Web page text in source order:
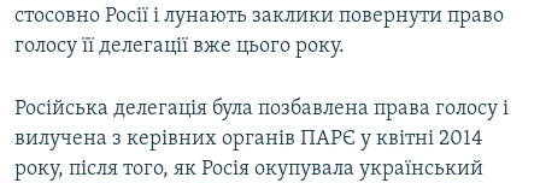
стосовно Росії і лунають заклики повернути право
голосу її делегації вже цього року.
Російська делегація була позбавлена права голосу і
вилучена з керівних органів ПАРЄ у квітні 2014
року, після того, як Росія окупувала український